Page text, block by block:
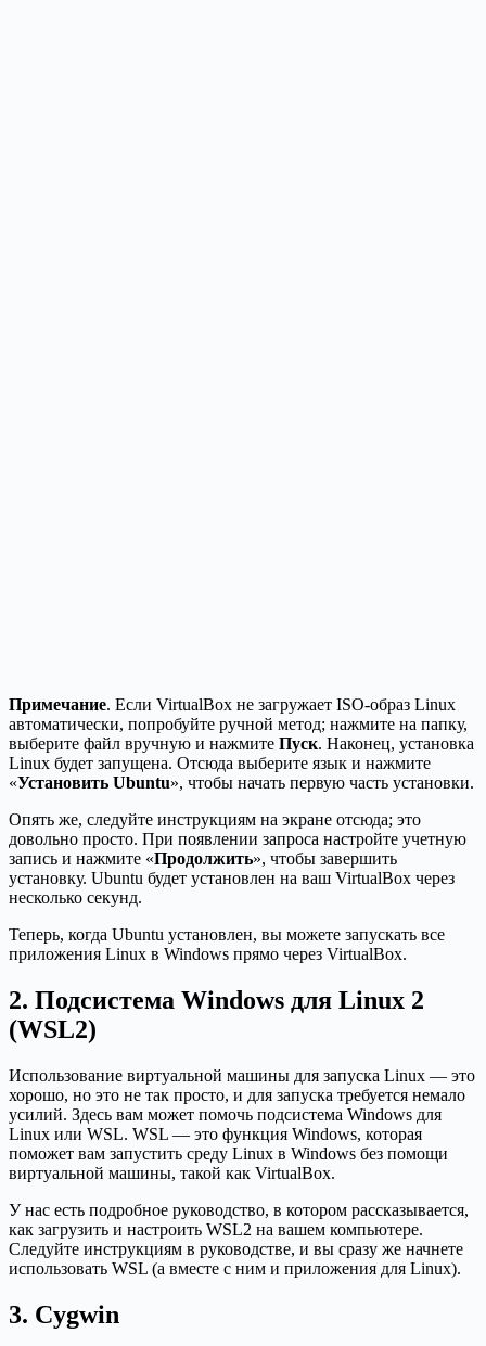
Примечание. Если VirtualBox не загружает ISO-образ Linux
автоматически, попробуйте ручной метод; нажмите на папку,
выберите файл вручную и нажмите Пуск. Наконец, установка
Linux будет запущена. Отсюда выберите язык и нажмите
«Установить Ubuntu», чтобы начать первую часть установки.
Опять же, следуйте инструкциям на экране отсюда; это
довольно просто. При появлении запроса настройте учетную
запись и нажмите «Продолжить», чтобы завершить
установку. Ubuntu будет установлен на ваш VirtualBox через
несколько секунд.
Теперь, когда Ubuntu установлен, вы можете запускать все
приложения Linux в Windows прямо через VirtualBox.
2. Подсистема Windows для Linux 2
(WSL2)
Использование виртуальной машины для запуска Linux — это
хорошо, но это не так просто, и для запуска требуется немало
усилий. Здесь вам может помочь подсистема Windows для
Linux или WSL. WSL — это функция Windows, которая
поможет вам запустить среду Linux в Windows без помощи
виртуальной машины, такой как VirtualBox.
У нас есть подробное руководство, в котором рассказывается,
как загрузить и настроить WSL2 на вашем компьютере.
Следуйте инструкциям в руководстве, и вы сразу же начнете
использовать WSL (а вместе с ним и приложения для Linux).
3. Cygwin